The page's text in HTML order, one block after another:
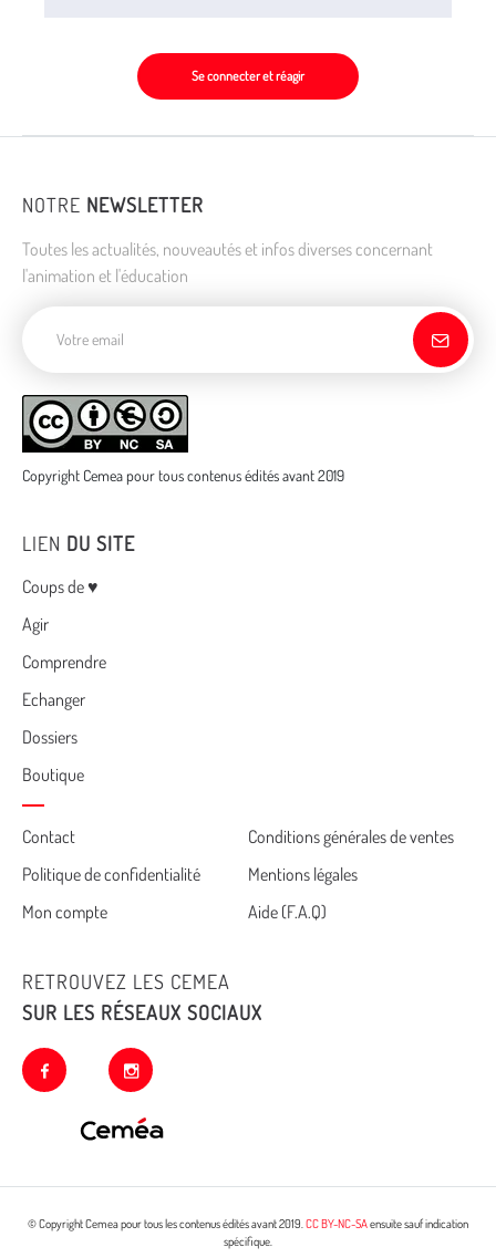
Se connecter et réagir
NOTRE NEWSLETTER
Toutes les actualités, nouveautés et infos diverses concernant
l'animation et l'éducation
Copyright Cemea pour tous contenus édités avant 2019
LIEN DU SITE
Menu
Coups de ♥
Agir
Comprendre
Echanger
Dossiers
Boutique
Cemea
footer
Contact
Conditions générales de ventes
Politique de confidentialité
Mentions légales
Mon compte
Aide (F.A.Q)
RETROUVEZ LES CEMEA
SUR LES RÉSEAUX SOCIAUX
facebook instagram
© Copyright Cemea pour tous les contenus édités avant 2019.CC BY-NC-SAensuite sauf indication
spécifique.